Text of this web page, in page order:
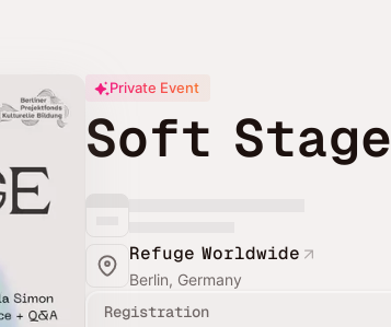
Private Event
Soft Stage
Refuge Worldwide
Berlin, Germany
Registration